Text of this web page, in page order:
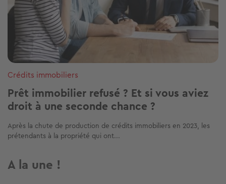
Crédits immobiliers
Prêt immobilier refusé ? Et si vous aviez
droit à une seconde chance ?
Après la chute de production de crédits immobiliers en 2023, les
prétendants à la propriété qui ont...
A la une !